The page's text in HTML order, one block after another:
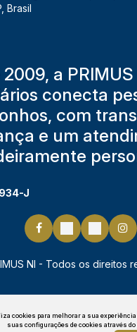
cookies para melhorar a sua experiência
suas configurações de cookies através do
Brasil
a
conecta
com
e um
J
NI - Todos os direitos